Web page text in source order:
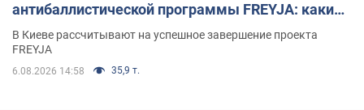
антибаллистической программы FREYJA: какие
решения готовятся
В Киеве рассчитывают на успешное завершение проекта
FREYJA
6.08.2026 14:58 35,9 т.